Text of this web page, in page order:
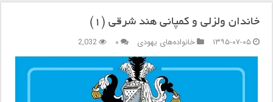
خاندان ولزلی و کمپانی هند شرقی (۱)
۱۳۹۵-۰۷-۰۵
خانواده‌های یهودی ۰ 2,032